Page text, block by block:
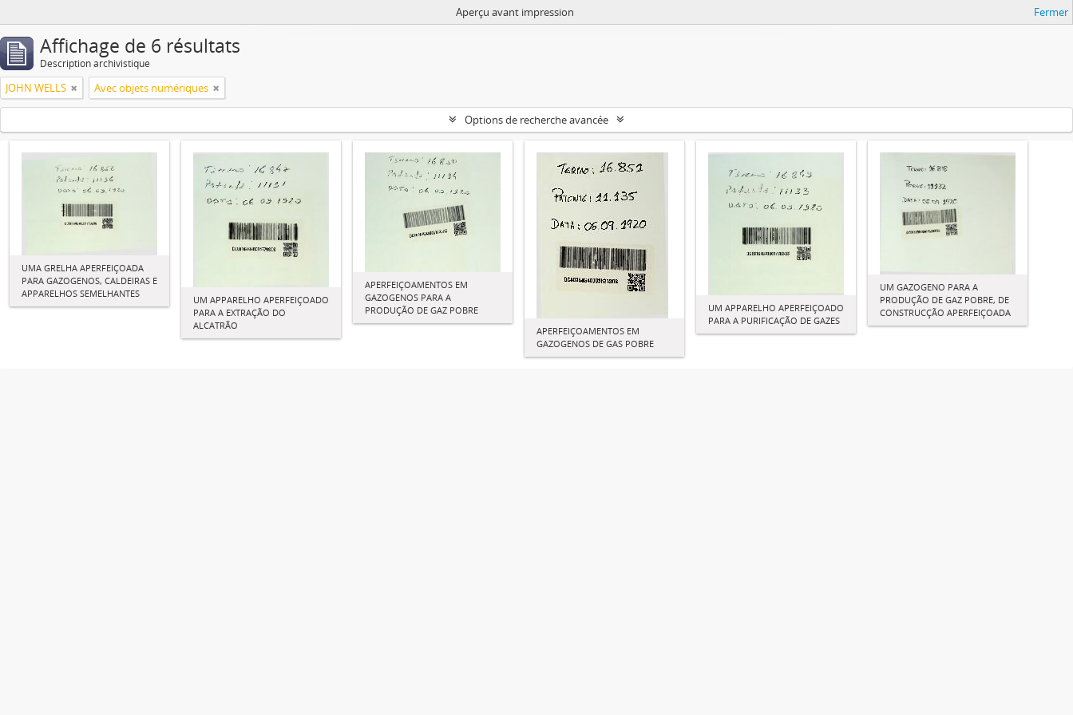
Aperçu avant impression Fermer
Affichage de 6 résultats
Description archivistique
JOHN WELLS Avec objets numériques
Options de recherche avancée
UMA GRELHA APERFEIÇOADA
PARA GAZOGENOS, CALDEIRAS E
APPARELHOS SEMELHANTES
UM APPARELHO APERFEIÇOADO
PARA A EXTRAÇÃO DO
ALCATRÃO
APERFEIÇOAMENTOS EM
GAZOGENOS PARA A
PRODUÇÃO DE GAZ POBRE
APERFEIÇOAMENTOS EM
GAZOGENOS DE GAS POBRE
UM APPARELHO APERFEIÇOADO
PARA A PURIFICAÇÃO DE GAZES
UM GAZOGENO PARA A
PRODUÇÃO DE GAZ POBRE, DE
CONSTRUCÇÃO APERFEIÇOADA